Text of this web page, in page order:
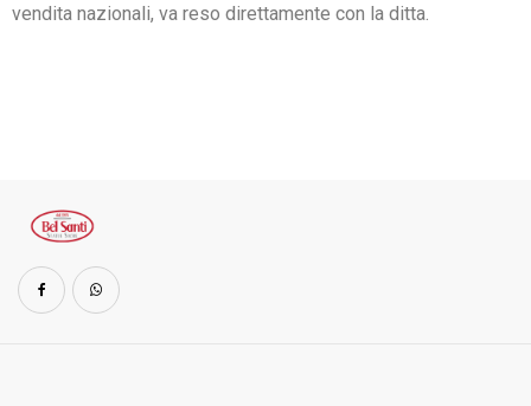
vendita nazionali, va reso direttamente con la ditta.